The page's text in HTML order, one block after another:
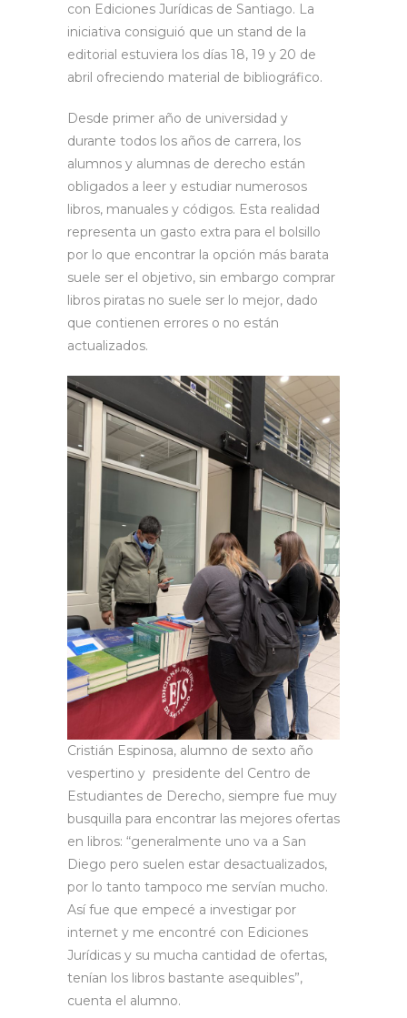
con Ediciones Jurídicas de Santiago. La
iniciativa consiguió que un stand de la
editorial estuviera los días 18, 19 y 20 de
abril ofreciendo material de bibliográfico.
Desde primer año de universidad y
durante todos los años de carrera, los
alumnos y alumnas de derecho están
obligados a leer y estudiar numerosos
libros, manuales y códigos. Esta realidad
representa un gasto extra para el bolsillo
por lo que encontrar la opción más barata
suele ser el objetivo, sin embargo comprar
libros piratas no suele ser lo mejor, dado
que contienen errores o no están
actualizados.
Cristián Espinosa, alumno de sexto año
vespertino y presidente del Centro de
Estudiantes de Derecho, siempre fue muy
busquilla para encontrar las mejores ofertas
en libros: “generalmente uno va a San
Diego pero suelen estar desactualizados,
por lo tanto tampoco me servían mucho.
Así fue que empecé a investigar por
internet y me encontré con Ediciones
Jurídicas y su mucha cantidad de ofertas,
tenían los libros bastante asequibles”,
cuenta el alumno.